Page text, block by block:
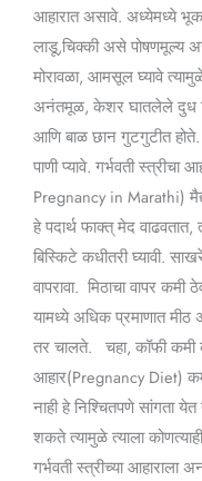
आहारात असावे. अध्येमध्ये भूक
लाडू,चिक्की असे पोषणमूल्य
मोरावळा, आमसूल घ्यावे
अनंतमूळ, केशर घातलेले दुध
आणि बाळ छान गुटगुटीत
पाणी प्यावे. गर्भवती
Pregnancy in Marathi)
हे पदार्थ फाक्त् मेद वाढवतात,
बिस्किटे कधीतरी घ्यावी.
वापरावा. मिठाचा वापर कमी
यामध्ये अधिक प्रमाणात
तर चालते. चहा, कॉफी कमी
आहार(Pregnancy Diet)
नाही हे निश्चितपणे सांगता
शकते त्यामुळे त्याला
गर्भवती स्त्रीच्या आहाराला